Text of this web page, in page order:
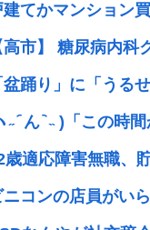
建てかマンション
高市】 糖尿病内
盆踊り」に「うる
˶ ᷇ ん ᷆ ˵ )「この時
歳適応障害無職、
ニコンの店員がい